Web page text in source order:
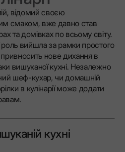
відомий своєю
смаком, вже давно став
та домівках по всьому світу.
роль вийшла за рамки простого
нове дихання в
вишуканої кухні. Незалежно
шеф-кухар, чи домашній
в кулінарії може додати
кухні